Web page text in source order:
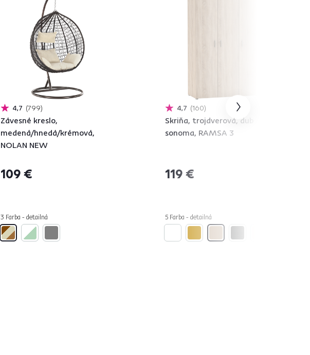
4,7 799
Závesné kreslo,
medená/hnedá/krémová,
NOLAN NEW
109 €
3 Farba - detailná
4,7 160
Skriňa, trojdverová, dub
sonoma, RAMSA 3
119 €
5 Farba - detailná